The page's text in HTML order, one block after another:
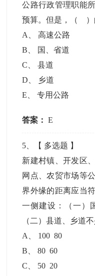
公路行政管理职能
预算。但是，（ ）
A
、高速公路
B
国、省道
C 、县道
D
乡道
E 、专用公路
答案： E
5 、【 多选题 】
新建村镇、开发区
网点、农贸市场等
界外缘的距离应当
一侧建设：（一）
（二）县道、乡
A
100 80
B 、80 60
C
50 20